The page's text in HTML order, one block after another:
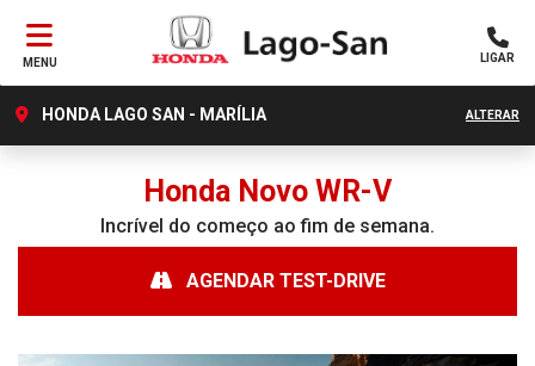
MENU LIGAR
HONDA LAGO SAN - MARÍLIA ALTERAR
Honda Novo WR-V
Incrível do começo ao fim de semana.
AGENDAR TEST-DRIVE